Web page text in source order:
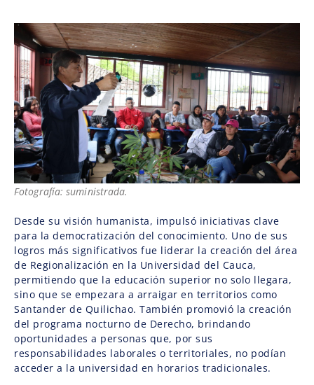
Fotografía: suministrada.
Desde su visión humanista, impulsó iniciativas clave
para la democratización del conocimiento. Uno de sus
logros más significativos fue liderar la creación del área
de Regionalización en la Universidad del Cauca,
permitiendo que la educación superior no solo llegara,
sino que se empezara a arraigar en territorios como
Santander de Quilichao. También promovió la creación
del programa nocturno de Derecho, brindando
oportunidades a personas que, por sus
responsabilidades laborales o territoriales, no podían
acceder a la universidad en horarios tradicionales.